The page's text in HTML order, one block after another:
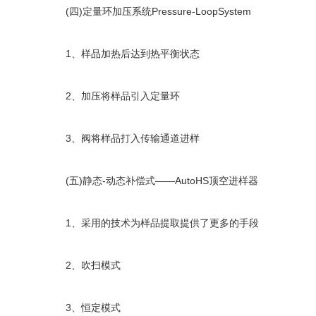
(四)定量环加压系统Pressure-LoopSystem
1、样品加热后达到热平衡状态
2、加压将样品引入定量环
3、阀将样品打入传输通道进样
(五)静态-动态补偿式——AutoHS顶空进样器
1、采用的技术为样品提取提供了更多的手段
2、吹扫模式
3、恒定模式